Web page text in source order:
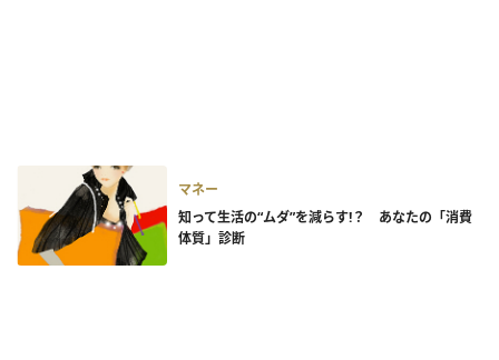
マネー
知って生活の“ムダ”を減らす!？ あなたの「消費
体質」診断